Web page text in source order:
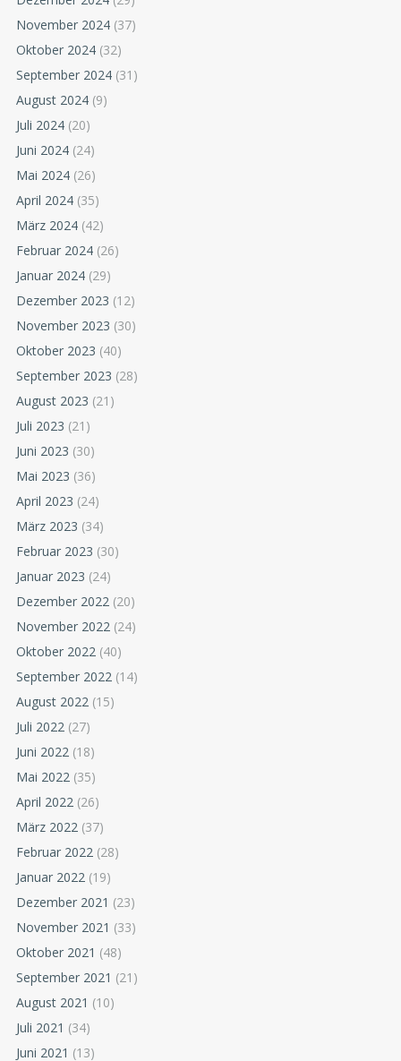
November 2024 (37)
Oktober 2024 (32)
September 2024 (31)
August 2024 (9)
Juli 2024 (20)
Juni 2024 (24)
Mai 2024 (26)
April 2024 (35)
März 2024 (42)
Februar 2024 (26)
Januar 2024 (29)
Dezember 2023 (12)
November 2023 (30)
Oktober 2023 (40)
September 2023 (28)
August 2023 (21)
Juli 2023 (21)
Juni 2023 (30)
Mai 2023 (36)
April 2023 (24)
März 2023 (34)
Februar 2023 (30)
Januar 2023 (24)
Dezember 2022 (20)
November 2022 (24)
Oktober 2022 (40)
September 2022 (14)
August 2022 (15)
Juli 2022 (27)
Juni 2022 (18)
Mai 2022 (35)
April 2022 (26)
März 2022 (37)
Februar 2022 (28)
Januar 2022 (19)
Dezember 2021 (23)
November 2021 (33)
Oktober 2021 (48)
September 2021 (21)
August 2021 (10)
Juli 2021 (34)
Juni 2021 (13)